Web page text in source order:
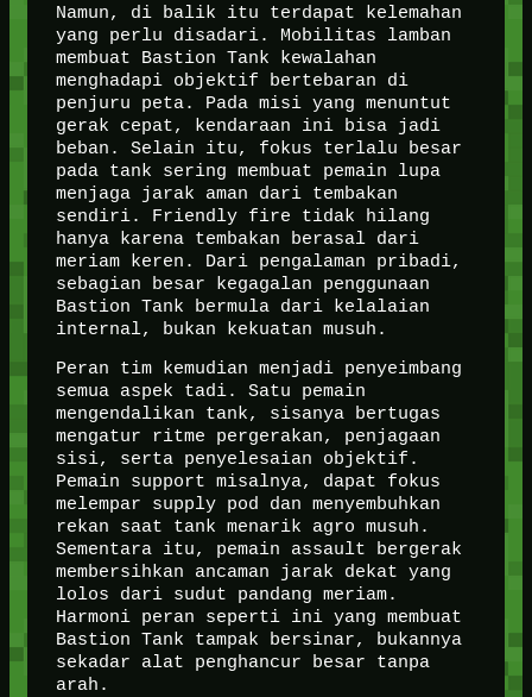
Namun, di balik itu terdapat kelemahan
yang perlu disadari. Mobilitas lamban
membuat Bastion Tank kewalahan
menghadapi objektif bertebaran di
penjuru peta. Pada misi yang menuntut
gerak cepat, kendaraan ini bisa jadi
beban. Selain itu, fokus terlalu besar
pada tank sering membuat pemain lupa
menjaga jarak aman dari tembakan
sendiri. Friendly fire tidak hilang
hanya karena tembakan berasal dari
meriam keren. Dari pengalaman pribadi,
sebagian besar kegagalan penggunaan
Bastion Tank bermula dari kelalaian
internal, bukan kekuatan musuh.
Peran tim kemudian menjadi penyeimbang
semua aspek tadi. Satu pemain
mengendalikan tank, sisanya bertugas
mengatur ritme pergerakan, penjagaan
sisi, serta penyelesaian objektif.
Pemain support misalnya, dapat fokus
melempar supply pod dan menyembuhkan
rekan saat tank menarik agro musuh.
Sementara itu, pemain assault bergerak
membersihkan ancaman jarak dekat yang
lolos dari sudut pandang meriam.
Harmoni peran seperti ini yang membuat
Bastion Tank tampak bersinar, bukannya
sekadar alat penghancur besar tanpa
arah.